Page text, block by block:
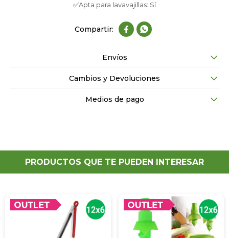
✅Apta para lavavajillas: Sí
 
Envíos
Cambios y Devoluciones
Medios de pago
PRODUCTOS QUE TE PUEDEN INTERESAR